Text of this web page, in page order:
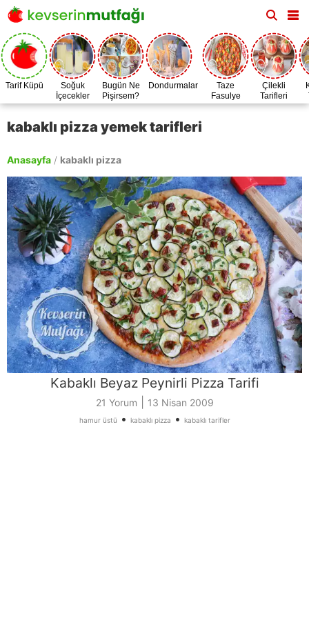
Tarif Küpü
Soğuk
İçecekler
Bugün Ne
Pişirsem?
Dondurmalar
Taze
Fasulye
Zamanı
Çilekli
Tarifleri
kabaklı pizza yemek tarifleri
Anasayfa / kabaklı pizza
Kabaklı Beyaz Peynirli Pizza Tarifi
21 Yorum 13 Nisan 2009
hamur üstü • kabaklı pizza • kabaklı tarifler